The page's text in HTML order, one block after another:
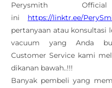
Perysmith
ini https://linktr.ee/
pertanyaan atau konsultasi
vacuum yang Anda
Customer Service kami
dikanan bawah..!!!
Banyak pembeli yang